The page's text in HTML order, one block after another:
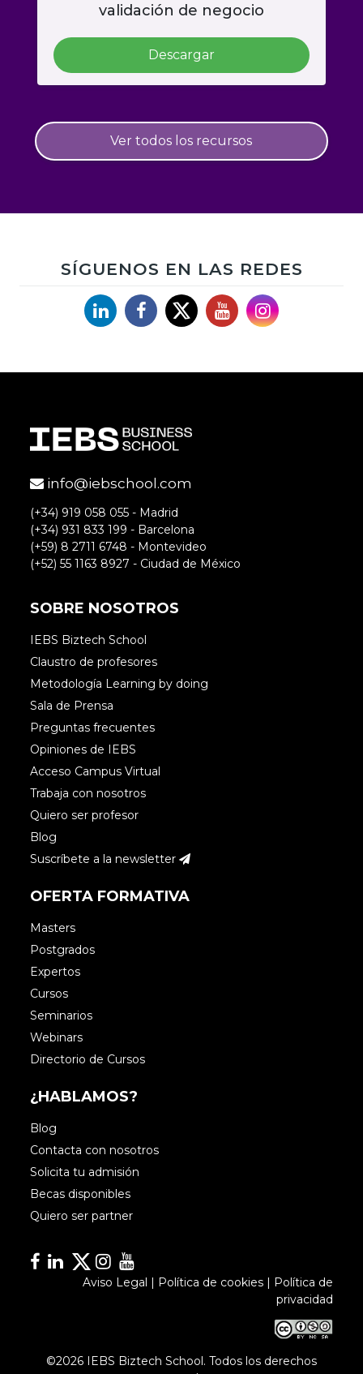
validación de negocio
Descargar
Ver todos los recursos
SÍGUENOS EN LAS REDES
LinkedinFacebook
X YouTubeInstagram
info@iebschool.com
(+34) 919 058 055 - Madrid
(+34) 931 833 199 - Barcelona
(+59) 8 2711 6748 - Montevideo
(+52) 55 1163 8927 - Ciudad de México
SOBRE NOSOTROS
IEBS Biztech School
Claustro de profesores
Metodología Learning by doing
Sala de Prensa
Preguntas frecuentes
Opiniones de IEBS
Acceso Campus Virtual
Trabaja con nosotros
Quiero ser profesor
Blog
Suscríbete a la newsletter
OFERTA FORMATIVA
Masters
Postgrados
Expertos
Cursos
Seminarios
Webinars
Directorio de Cursos
¿HABLAMOS?
Blog
Contacta con nosotros
Solicita tu admisión
Becas disponibles
Quiero ser partner
Facebook
Linkedin
Linkedin
Instagram
Aviso Legal Política de cookies|
Política de
privacidad
©2026 IEBS Biztech School. Todos los derechos